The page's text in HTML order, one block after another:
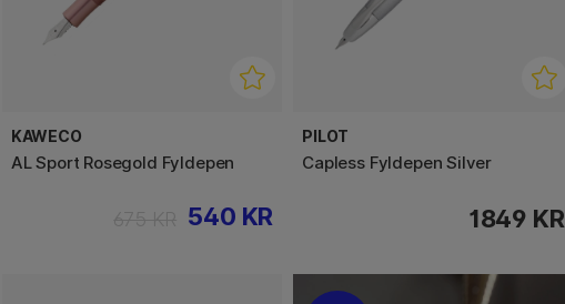
KAWECO
AL Sport Rosegold Fyldepen
540 KR
PILOT
Capless Fyldepen Silver
1849 KR